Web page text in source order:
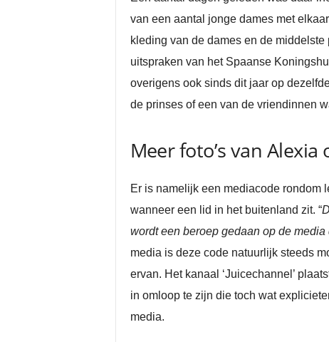
van een aantal jonge dames met
kleding van de dames en de
uitspraken van het Spaanse
overigens ook sinds dit jaar op
de prinses of een van de vriendinnen
Meer foto’s van Alexia
Er is namelijk een mediacode rondom
wanneer een lid in het buitenland zit. “
wordt een beroep gedaan op de
media is deze code natuurlijk steeds
ervan. Het kanaal ‘Juicechannel’
in omloop te zijn die toch wat
media.